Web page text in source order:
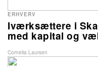
Iværksættere i
med kapital og
ERHVERV
Cornelia Laursen